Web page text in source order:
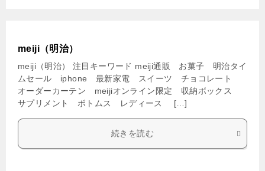
meiji（明治）
meiji（明治） 注目キーワード meiji通販 お菓子 明治タイ
ムセール iphone 最新家電 スイーツ チョコレート
オーダーカーテン meijiオンライン限定 収納ボックス
サプリメント ボトムス レディース […]
続きを読む